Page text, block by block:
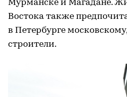
Мурманске и Магадане.
Востока также
в Петербурге
строители.